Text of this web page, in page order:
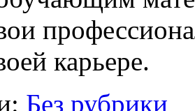
карьере.
Без рубрики